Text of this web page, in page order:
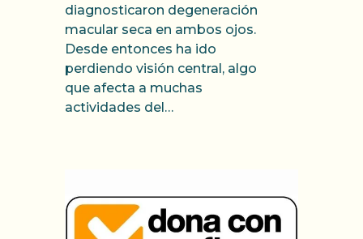
diagnosticaron degeneración
macular seca en ambos ojos.
Desde entonces ha ido
perdiendo visión central, algo
que afecta a muchas
actividades del…